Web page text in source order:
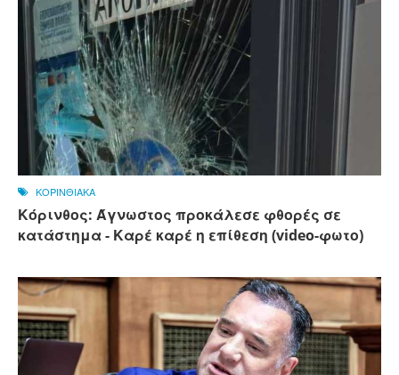
ΚΟΡΙΝΘΙΑΚΑ
Κόρινθος: Άγνωστος προκάλεσε φθορές σε
κατάστημα - Καρέ καρέ η επίθεση (video-φωτο)